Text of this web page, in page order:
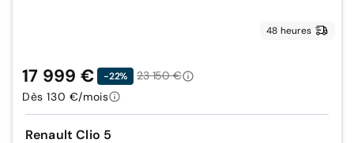
48 heures
Renault Clio 5
17 999 € -22%
23 150 €
Dès 130 €/mois